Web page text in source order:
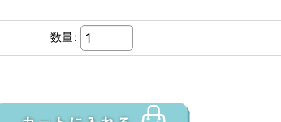
数量: